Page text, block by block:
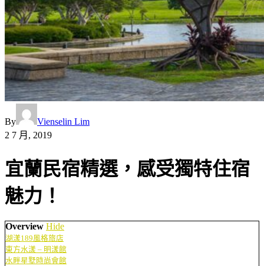
By
Vienselin Lim
2 7 月, 2019
宜蘭民宿精選，感受獨特住宿
魅力！
Overview Hide
湖漾189風格旅店
東方水漾 – 明漾館
水畔星墅時尚會館